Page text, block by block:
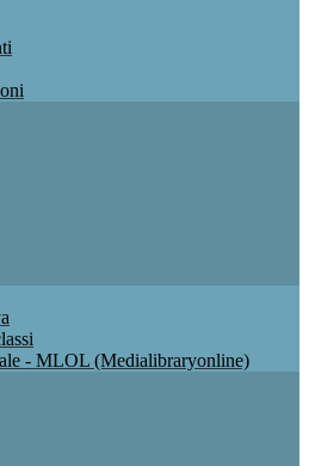
- MLOL (Medialibraryonline)